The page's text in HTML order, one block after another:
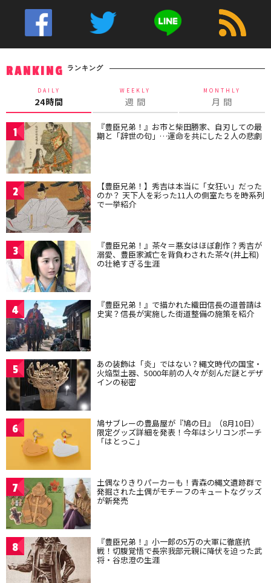
RANKING ランキング
DAILY
24時間
WEEKLY
週 間
MONTHLY
月 間
1 『豊臣兄弟！』お市と柴田勝家、自刃しての最
期と「辞世の句」…運命を共にした２人の悲劇
2 【豊臣兄弟！】秀吉は本当に「女狂い」だった
のか？ 天下人を彩った11人の側室たちを時系列
で一挙紹介
3 『豊臣兄弟！』茶々＝悪女はほぼ創作？秀吉が
溺愛、豊臣家滅亡を背負わされた茶々(井上和)
の壮絶すぎる生涯
4 『豊臣兄弟！』で描かれた織田信長の道普請は
史実？信長が実施した街道整備の施策を紹介
5 あの装飾は「炎」ではない？縄文時代の国宝・
火焔型土器、5000年前の人々が刻んだ謎とデザ
インの秘密
6 鳩サブレーの豊島屋が『鳩の日』（8月10日）
限定グッズ詳細を発表！今年はシリコンポーチ
「はとっこ」
7 土偶なりきりパーカーも！青森の縄文遺跡群で
発掘された土偶がモチーフのキュートなグッズ
が新発売
8 『豊臣兄弟！』小一郎の5万の大軍に徹底抗
戦！切腹覚悟で長宗我部元親に降伏を迫った武
将・谷忠澄の生涯